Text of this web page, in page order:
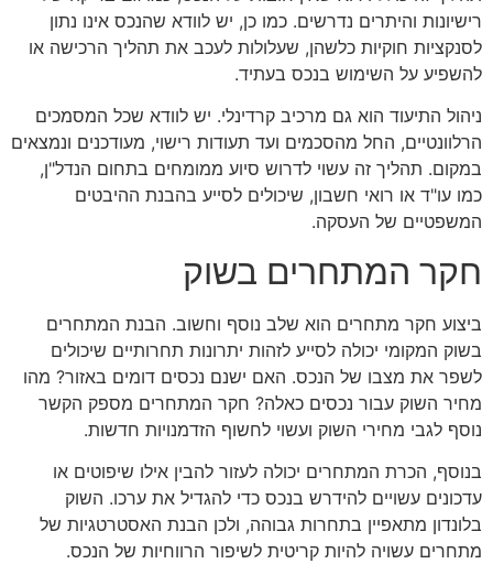
רישיונות והיתרים נדרשים. כמו כן, יש לוודא שהנכס אינו נתון
לסנקציות חוקיות כלשהן, שעלולות לעכב את תהליך הרכישה או
להשפיע על השימוש בנכס בעתיד.
ניהול התיעוד הוא גם מרכיב קרדינלי. יש לוודא שכל המסמכים
הרלוונטיים, החל מהסכמים ועד תעודות רישוי, מעודכנים ונמצאים
במקום. תהליך זה עשוי לדרוש סיוע ממומחים בתחום הנדל"ן,
כמו עו"ד או רואי חשבון, שיכולים לסייע בהבנת ההיבטים
המשפטיים של העסקה.
חקר המתחרים בשוק
ביצוע חקר מתחרים הוא שלב נוסף וחשוב. הבנת המתחרים
בשוק המקומי יכולה לסייע לזהות יתרונות תחרותיים שיכולים
לשפר את מצבו של הנכס. האם ישנם נכסים דומים באזור? מהו
מחיר השוק עבור נכסים כאלה? חקר המתחרים מספק הקשר
נוסף לגבי מחירי השוק ועשוי לחשוף הזדמנויות חדשות.
בנוסף, הכרת המתחרים יכולה לעזור להבין אילו שיפוטים או
עדכונים עשויים להידרש בנכס כדי להגדיל את ערכו. השוק
בלונדון מתאפיין בתחרות גבוהה, ולכן הבנת האסטרטגיות של
מתחרים עשויה להיות קריטית לשיפור הרווחיות של הנכס.